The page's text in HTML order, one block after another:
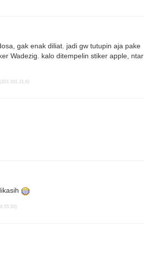
gak enak diliat. jadi gw tutupin aja pake
Wadezig. kalo ditempelin stiker apple, ntar